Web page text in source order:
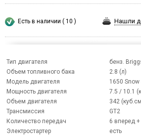
Есть в наличии ( 10 ) Нашли
Тип двигателя
бенз.
Объем топливного бака
2.8 (л)
Модель двигателя
1650 Snow
Мощность двигателя
7.5 / 10.1
Объем двигателя
342
Трансмиссия
GT2
Количество передач
6 вперед
Электростартер
есть